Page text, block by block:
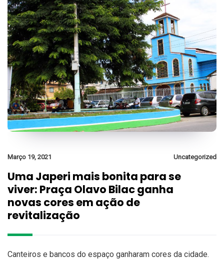
Março 19, 2021 Uncategorized
Uma Japeri mais bonita para se
viver: Praça Olavo Bilac ganha
novas cores em ação de
revitalização
Canteiros e bancos do espaço ganharam cores da cidade.